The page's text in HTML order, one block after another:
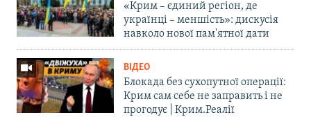
«Крим – єдиний регіон, де
українці – меншість»: дискусія
навколо нової пам'ятної дати
ВІДЕО
Блокада без сухопутної операції:
Крим сам себе не заправить і не
прогодує | Крим.Реалії